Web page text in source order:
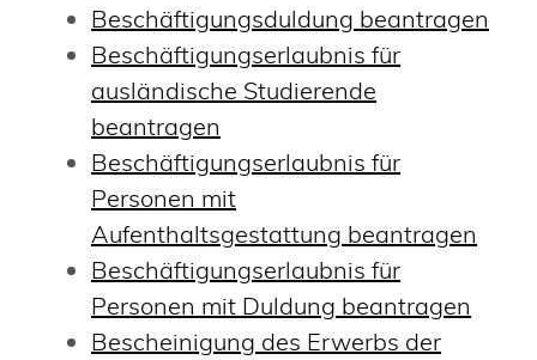
Beschäftigungsduldung beantragen
Beschäftigungserlaubnis für
ausländische Studierende
beantragen
Beschäftigungserlaubnis für
Personen mit
Aufenthaltsgestattung beantragen
Beschäftigungserlaubnis für
Personen mit Duldung beantragen
Bescheinigung des Erwerbs der